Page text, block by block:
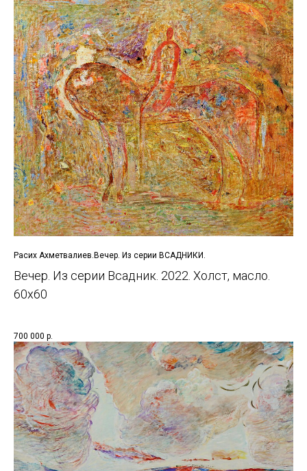
Расих Ахметвалиев.Вечер. Из серии ВСАДНИКИ.
Вечер. Из серии Всадник. 2022. Холст, масло.
60x60
700 000 р.